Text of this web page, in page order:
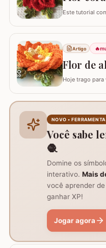
Este tutorial
8 pétalas,
arredondado,
Artigo 🔥
Flor de
Hoje trago para
seu trabalho
mesa ou
NOVO • FERRAMENTA
Você sabe
🧶
Domine os
interativo. Mais
você aprender
ganhar XP!
Jogar agora